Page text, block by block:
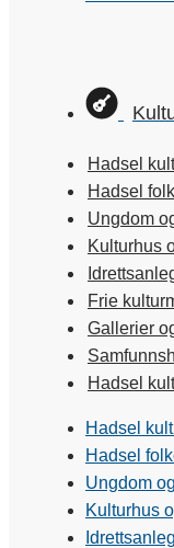
Hadsel
Hadsel
Ungdom
Kulturhus
Frie
Gallerier
Hadsel
Hadsel
Hadsel
Ungdom
Kulturhus